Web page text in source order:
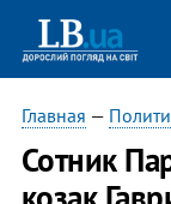
Главная —
Сотник